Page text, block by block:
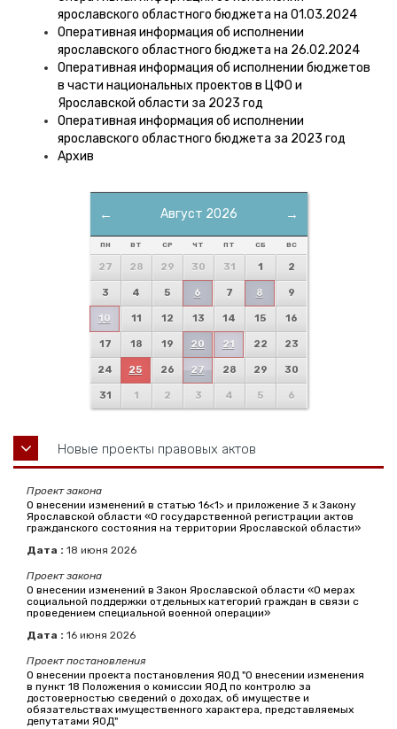
ярославского областного бюджета на 01.03.2024
Оперативная информация об исполнении
ярославского областного бюджета на 26.02.2024
Оперативная информация об исполнении бюджетов
в части национальных проектов в ЦФО и
Ярославской области за 2023 год
Оперативная информация об исполнении
ярославского областного бюджета за 2023 год
Архив
← →
Август 2026
ПН ВТ СР ЧТ ПТ СБ ВС
27 28 29 30 31 1 2
3 4 5 6 7 8 9
10 11 12 13 14 15 16
17 18 19 20 21 22 23
24 25 26 27 28 29 30
31 1 2 3 4 5 6
Новые проекты правовых актов
Проект закона
О внесении изменений в статью 16<1> и приложение 3 к Закону
Ярославской области «О государственной регистрации актов
гражданского состояния на территории Ярославской области»
Дата : 18 июня 2026
Проект закона
О внесении изменений в Закон Ярославской области «О мерах
социальной поддержки отдельных категорий граждан в связи с
проведением специальной военной операции»
Дата : 16 июня 2026
Проект постановления
О внесении проекта постановления ЯОД "О внесении изменения
в пункт 18 Положения о комиссии ЯОД по контролю за
достоверностью сведений о доходах, об имуществе и
обязательствах имущественного характера, представляемых
депутатами ЯОД"